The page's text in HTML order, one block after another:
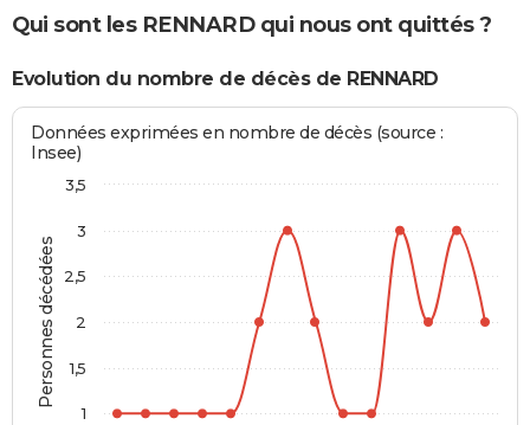
Qui sont les RENNARD qui nous ont quittés ?
Evolution du nombre de décès de RENNARD
Personnes décédées
Données exprimées en nombre de décès (source :
Insee)
1
1,5
2
2,5
3
3,5